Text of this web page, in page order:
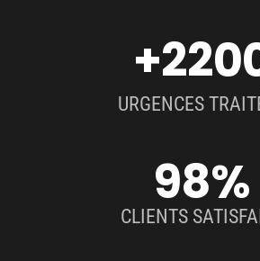
URGENCES
98%
CLIENTS